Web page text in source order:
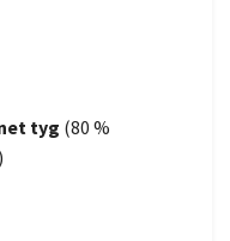
tyg (80 %